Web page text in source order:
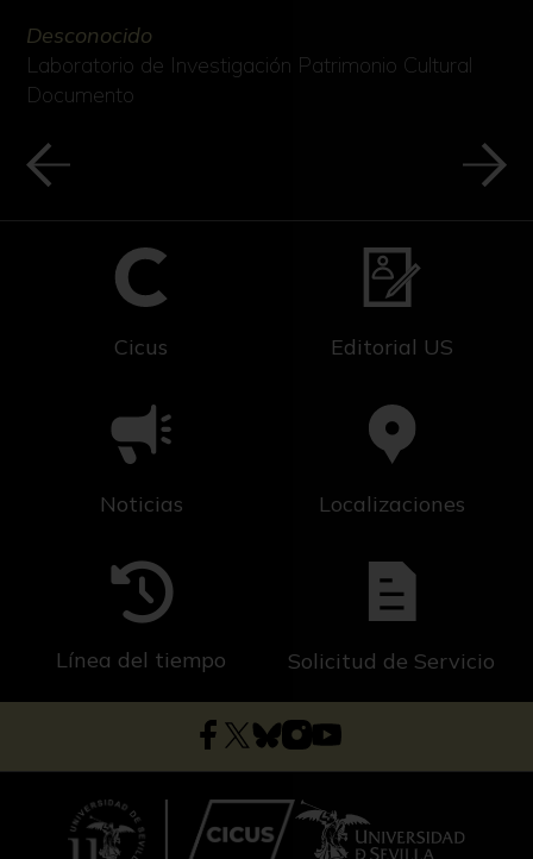
Desconocido
Laboratorio de Investigación Patrimonio Cultural
Documento
Cicus Editorial US
Noticias Localizaciones
Línea del tiempo Solicitud de Servicio